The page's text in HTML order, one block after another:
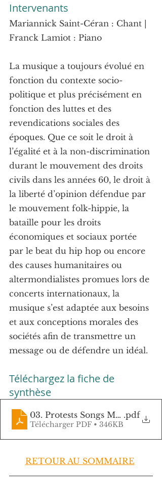
Intervenants
Mariannick Saint-Céran : Chant |
Franck Lamiot : Piano
La musique a toujours évolué en
fonction du contexte socio-
politique et plus précisément en
fonction des luttes et des
revendications sociales des
époques. Que ce soit le droit à
l’égalité et à la non-discrimination
durant le mouvement des droits
civils dans les années 60, le droit à
la liberté d’opinion défendue par
le mouvement folk-hippie, la
bataille pour les droits
économiques et sociaux portée
par le beat du hip hop ou encore
des causes humanitaires ou
altermondialistes promues lors de
concerts internationaux, la
musique s’est adaptée aux besoins
et aux conceptions morales des
sociétés afin de transmettre un
message ou de défendre un idéal.
Téléchargez la fiche de
synthèse
03. Protests Songs MSC.pdf
Télécharger PDF • 346KB
RETOUR AU SOMMAIRE